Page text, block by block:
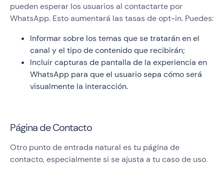
pueden esperar los usuarios al contactarte por
WhatsApp. Esto aumentará las tasas de opt-in. Puedes:
Informar sobre los temas que se tratarán en el
canal y el tipo de contenido que recibirán;
Incluir capturas de pantalla de la experiencia en
WhatsApp para que el usuario sepa cómo será
visualmente la interacción.
Página de Contacto
Otro punto de entrada natural es tu página de
contacto, especialmente si se ajusta a tu caso de uso.